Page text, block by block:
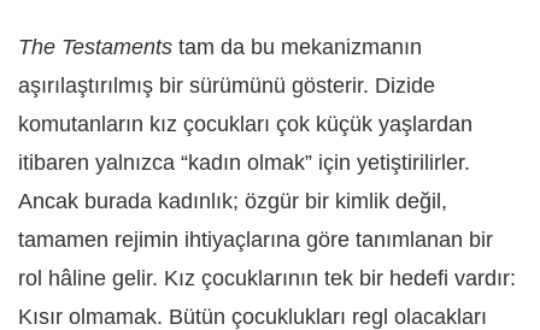
The Testaments tam da bu mekanizmanın
aşırılaştırılmış bir sürümünü gösterir. Dizide
komutanların kız çocukları çok küçük yaşlardan
itibaren yalnızca “kadın olmak” için yetiştirilirler.
Ancak burada kadınlık; özgür bir kimlik değil,
tamamen rejimin ihtiyaçlarına göre tanımlanan bir
rol hâline gelir. Kız çocuklarının tek bir hedefi vardır:
Kısır olmamak. Bütün çocuklukları regl olacakları